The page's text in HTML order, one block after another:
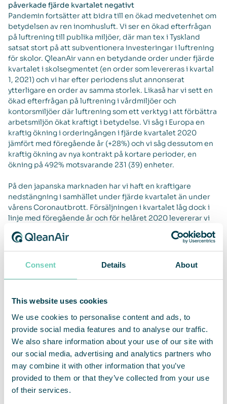
Consent Details About
This website uses cookies
We use cookies to personalise content and ads, to
provide social media features and to analyse our traffic.
We also share information about your use of our site with
our social media, advertising and analytics partners who
may combine it with other information that you’ve
provided to them or that they’ve collected from your use
of their services.
påverkade fjärde kvartalet negativt
Pandemin fortsätter att bidra till en ökad medvetenhet om
betydelsen av ren inomhusluft. Vi ser en ökad efterfrågan
på luftrening till publika miljöer, där man tex i Tyskland
satsat stort på att subventionera investeringar i luftrening
för skolor. QleanAir vann en betydande order under fjärde
kvartalet i skolsegmentet (en order som levereras i kvartal
1, 2021) och vi har efter periodens slut annonserat
ytterligare en order av samma storlek. Likaså har vi sett en
ökad efterfrågan på luftrening i vårdmiljöer och
kontorsmiljöer där luftrening som ett verktyg i att förbättra
arbetsmiljön ökat kraftigt i betydelse. Vi såg i Europa en
kraftig ökning i orderingången i fjärde kvartalet 2020
jämfört med föregående år (+28%) och vi såg dessutom en
kraftig ökning av nya kontrakt på kortare perioder, en
ökning på 492% motsvarande 231 (39) enheter.
På den japanska marknaden har vi haft en kraftigare
nedstängning i samhället under fjärde kvartalet än under
vårens Coronautbrott. Försäljningen i kvartalet låg dock i
linje med föregående år och för helåret 2020 levererar vi
en tillväxt på 26%. Det starkaste året någonsin för vår
japanska verksamhet, vilket är kopplat till den
exceptionella inledningen på 2020, inför genomförandet
av den nya hälsofrämjandelagen från första april. På grund
orderingång 2021 i Japan. På mellan och lång sikt ser vi
Solutions och inom Facility Solutions. Både orderingång
och försäljning försämrades jämfört med motsvarande
kvartal föregående år i USA. USA har varit fortsatt hårt
drabbat av Corona, inte minst inom våra segment inom
sjukvårdssektorn och beslutsprocesserna har varit längre
än normalt. Vi avslutade dock 2020 i USA med den största
ordern inom Room Solutions någonsin på nästan 1 MUSD
och vi ser fortsatt goda tillväxtmöjligheter för vår
verksamhet i USA.